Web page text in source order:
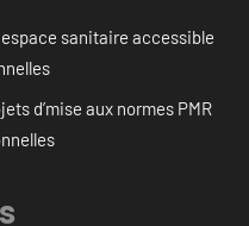
sanitaire accessible
d’mise aux normes PMR